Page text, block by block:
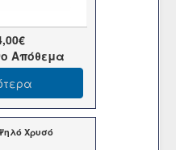
Απόθεμα
Χρυσό